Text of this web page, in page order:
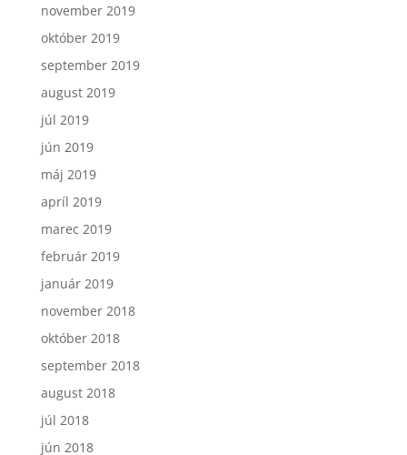
november 2019
október 2019
september 2019
august 2019
júl 2019
jún 2019
máj 2019
apríl 2019
marec 2019
február 2019
január 2019
november 2018
október 2018
september 2018
august 2018
júl 2018
jún 2018